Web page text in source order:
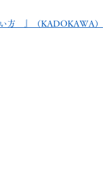
方　』（KADOKAWA）